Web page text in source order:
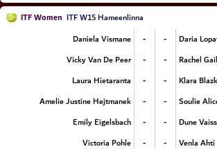
ITF Women ITF W15 Hameenlinna
Daniela Vismane
- -
Daria
Vicky Van De Peer
- -
Rachel
Laura Hietaranta
- -
Klara
Amelie Justine Hejtmanek
- -
Soulie
Emily Eigelsbach
- -
Dune
Victoria Pohle
- - Venla Ahti